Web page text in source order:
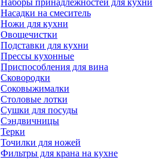
Наборы принадлежностей для кухни
Насадки на смеситель
Ножи для кухни
Овощечистки
Подставки для кухни
Прессы кухонные
Приспособления для вина
Сковородки
Соковыжималки
Столовые лотки
Сушки для посуды
Сэндвичницы
Терки
Точилки для ножей
Фильтры для крана на кухне